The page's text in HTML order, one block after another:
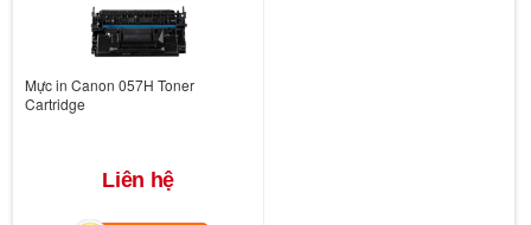
Mực in Canon 057H Toner
Cartridge
Liên hệ